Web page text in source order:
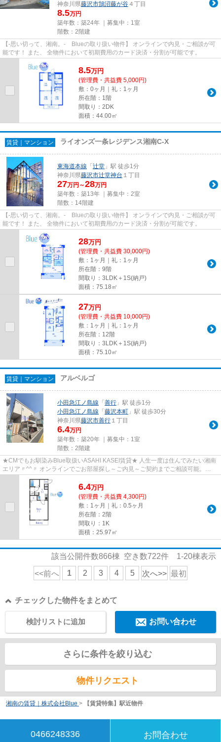
神奈川県藤沢市鵠沼藤が谷 ４丁目
8.5万円
築年数：築24年 ｜募集中： 1室
階数：2階建
【-思い切って、湘南。- Blueの取り扱い物件】 オンラインで内見・ご相談が可
能です！ また、 全物件において初期費用のカード決済・分割が可能です。
8.5万円
(管理費・共益費 5,000円)
敷：0ヶ月｜礼：1ヶ月
所在階：1階
間取り：2DK
面積：44.00㎡
賃貸｜マンション ライオンズ一条レジデンス湘南C-X
東海道本線 「 辻堂 」駅 徒歩1分
神奈川県藤沢市辻堂神台 １丁目
27万円～28万円
築年数：築13年 ｜募集中： 2室
階数：14階建
【-思い切って、湘南。- Blueの取り扱い物件】 オンラインで内見・ご相談が可
能です！ また、 全物件において初期費用のカード決済・分割が可能です。
28万円
(管理費・共益費 30,000円)
敷：1ヶ月｜礼：1ヶ月
所在階：9階
間取り：3LDK＋1S(納戸)
面積：75.18㎡
27万円
(管理費・共益費 10,000円)
敷：1ヶ月｜礼：1ヶ月
所在階：12階
間取り：3LDK＋1S(納戸)
面積：75.10㎡
賃貸｜マンション アルベルゴ
小田急江ノ島線 「 善行 」駅 徒歩1分
小田急江ノ島線 「 藤沢本町 」駅 徒歩30分
神奈川県藤沢市善行 １丁目
6.4万円
築年数：築20年 ｜募集中： 1室
階数：2階建
★CMでもお馴染みBlue取扱いASAHI KASEI賃貸★ 人生一度は住んでみたい湘南
エリア〃^^〃 オンラインでごお部屋探し～ご内見～ご契約までご相談可能。
Blueでは初期費用クレジット決済も...
6.4万円
(管理費・共益費 4,300円)
敷：1ヶ月｜礼：0.5ヶ月
所在階：2階
間取り：1K
面積：25.97㎡
該当公開件数866棟 空き数722件 1-20棟表示
<<前へ 1 2 3 4 5 次へ>> 最初
チェックした物件をまとめて
お問い合わせ
検討リストに追加
さらに条件を絞り込む
物件リクエスト
湘南の賃貸｜株式会社Blue > 【賃貸特集】駅近物件
0466248336 お問合わせ